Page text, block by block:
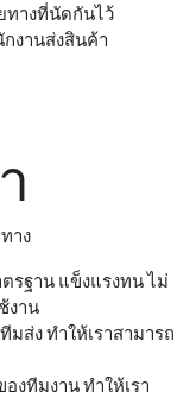
ทางที่นัดกันไว้
งานส่งสินค้า
าง
ฐาน แข็งแรงทน ไม่
งาน
ส่ง ทำให้เราสามารถ
งทีมงาน ทำให้เรา